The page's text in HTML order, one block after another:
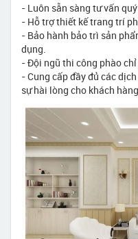
- Luôn sẵn sàng tư vấn
- Hỗ trợ thiết kế trang trí
- Bảo hành bảo trì sản
dụng.
- Đội ngũ thi công phào
- Cung cấp đầy đủ các
sự hài lòng cho khách